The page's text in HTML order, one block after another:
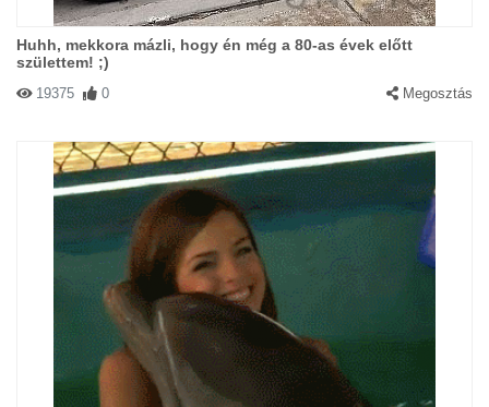
Huhh, mekkora mázli, hogy én még a 80-as évek előtt
születtem! ;)
19375 0 Megosztás